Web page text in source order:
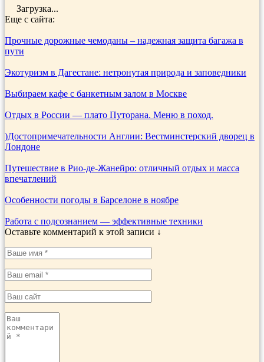
Загрузка...
Еще с сайта:
Прочные дорожные чемоданы – надежная защита багажа в
пути
Экотуризм в Дагестане: нетронутая природа и заповедники
Выбираем кафе с банкетным залом в Москве
Отдых в России — плато Путорана. Меню в поход.
)Достопримечательности Англии: Вестминстерский дворец в
Лондоне
Путешествие в Рио-де-Жанейро: отличный отдых и масса
впечатлений
Особенности погоды в Барселоне в ноябре
Работа с подсознанием — эффективные техники
Оставьте комментарий к этой записи ↓